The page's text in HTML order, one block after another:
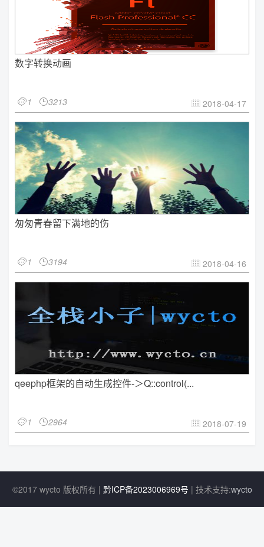
数字转换动画
1 3213  2018-04-17
匆匆青春留下满地的伤
1 3194  2018-04-16
qeephp框架的自动生成控件-＞Q::control(...
1 2964  2018-07-19
©2017 wycto 版权所有 | 黔ICP备2023006969号 | 技术支持:wycto